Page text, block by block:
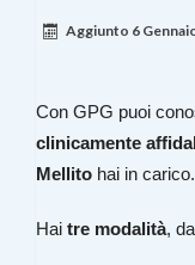
Aggiunto 6
Con GPG puoi
clinicamente
Mellito hai in carico.
Hai tre modalità,